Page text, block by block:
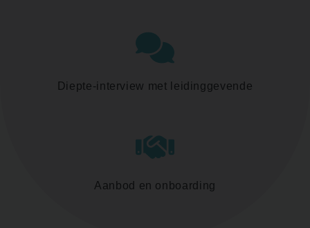
Diepte-interview met leidinggevende
Aanbod en onboarding